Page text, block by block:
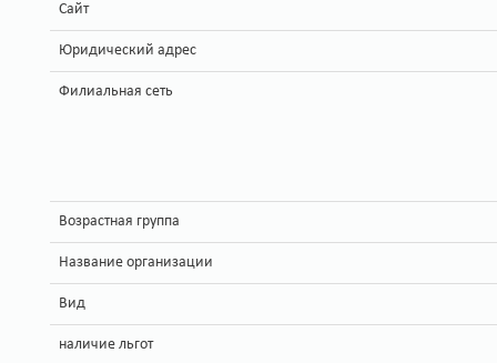
Сайт
Юридический адрес
Филиальная сеть
Возрастная группа
Название организации
Вид
наличие льгот